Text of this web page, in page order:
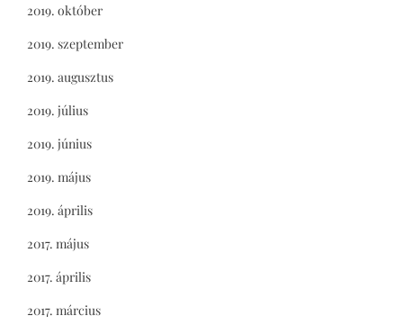
2019. október
2019. szeptember
2019. augusztus
2019. július
2019. június
2019. május
2019. április
2017. május
2017. április
2017. március